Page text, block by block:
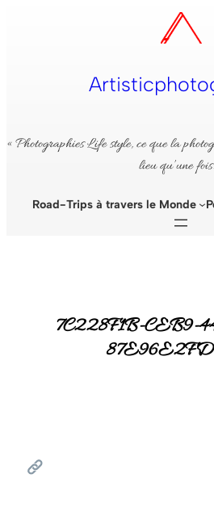
« Photographies Life style, ce que la
lieu qu’une
Road-Trips à travers le Monde
7C228F1B-CEB9-